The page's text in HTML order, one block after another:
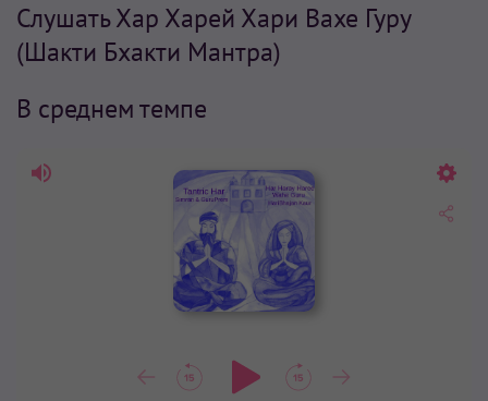
Слушать Хар Харей Хари Вахе Гуру
(Шакти Бхакти Мантра)
В среднем темпе